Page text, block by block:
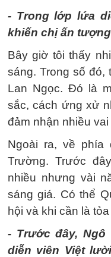
- Trong lớp lứa
khiến chị ấn
Bây giờ tôi thấy
sáng. Trong số đó,
Lan Ngọc. Đó là
sắc, cách ứng xử
đảm nhận nhiều
Ngoài ra, về phía
Trường. Trước
nhiều nhưng vài
sáng giá. Có thể
hội và khi cần là
- Trước đây, Ngô
diễn viên Việt